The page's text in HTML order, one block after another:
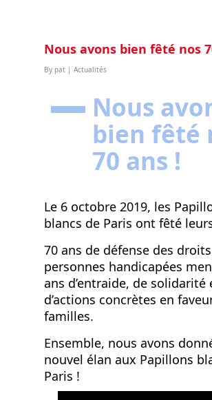
Nous avons bien fêté nos
By pat | Actualités
Nous
bien fêté
70 ans !
Le 6 octobre 2019, les
blancs de Paris ont fêté
70 ans de défense des
personnes handicapées
ans d’entraide, de solidarité
d’actions concrètes en
familles.
Ensemble, nous avons
nouvel élan aux Papillons
Paris !